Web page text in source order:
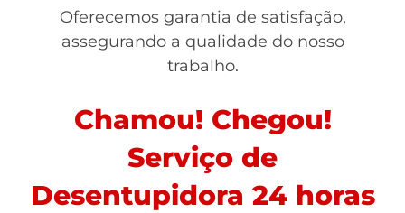
Oferecemos garantia de satisfação,
assegurando a qualidade do nosso
trabalho.
Chamou! Chegou!
Serviço de
Desentupidora 24 horas